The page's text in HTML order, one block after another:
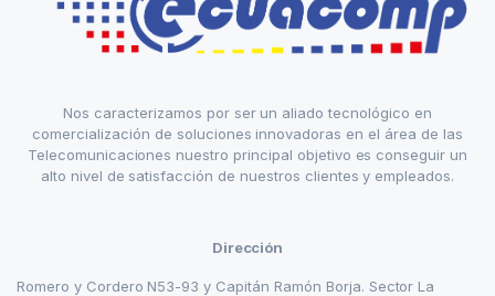
Nos caracterizamos por ser un aliado tecnológico en
comercialización de soluciones innovadoras en el área de las
Telecomunicaciones nuestro principal objetivo es conseguir un
alto nivel de satisfacción de nuestros clientes y empleados.
Dirección
Romero y Cordero N53-93 y Capitán Ramón Borja. Sector La